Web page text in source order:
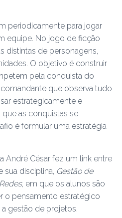
periodicamente para jogar
equipe. No jogo de ficção
distintas de personagens,
O objetivo é construir
pela conquista do
que observa tudo
estrategicamente e
que as conquistas se
é formular uma estratégia
André César fez um link entre
sua disciplina, Gestão de
, em que os alunos são
o pensamento estratégico
gestão de projetos.